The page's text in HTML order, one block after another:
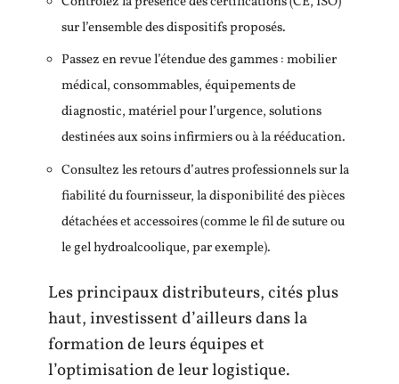
sur l’ensemble des dispositifs proposés.
Passez en revue l’étendue des gammes : mobilier
médical, consommables, équipements de
diagnostic, matériel pour l’urgence, solutions
destinées aux soins infirmiers ou à la rééducation.
Consultez les retours d’autres professionnels sur la
fiabilité du fournisseur, la disponibilité des pièces
détachées et accessoires (comme le fil de suture ou
le gel hydroalcoolique, par exemple).
Les principaux distributeurs, cités plus
haut, investissent d’ailleurs dans la
formation de leurs équipes et
l’optimisation de leur logistique.